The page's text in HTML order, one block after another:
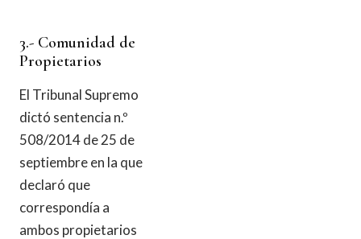
3.- Comunidad de
Propietarios
El Tribunal Supremo
dictó sentencia n.º
508/2014 de 25 de
septiembre en la que
declaró que
correspondía a
ambos propietarios